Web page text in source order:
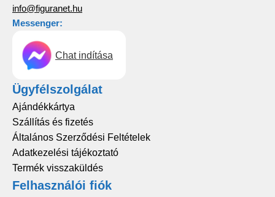
info@figuranet.hu
Messenger:
Chat indítása
Ügyfélszolgálat
Ajándékkártya
Szállítás és fizetés
Általános Szerződési Feltételek
Adatkezelési tájékoztató
Termék visszaküldés
Felhasználói fiók